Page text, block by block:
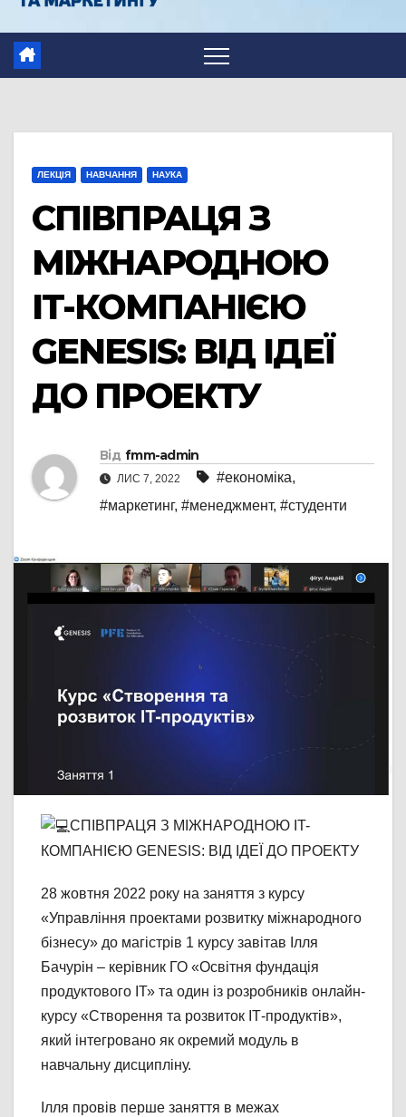
ЛЕКЦІЯ НАВЧАННЯ НАУКА
СПІВПРАЦЯ З
МІЖНАРОДНОЮ
IT-КОМПАНІЄЮ
GENESIS: ВІД ІДЕЇ
ДО ПРОЕКТУ
Від fmm-admin
ЛИС 7, 2022 #економіка,
#маркетинг, #менеджмент, #студенти
СПІВПРАЦЯ З МІЖНАРОДНОЮ IT-
КОМПАНІЄЮ GENESIS: ВІД ІДЕЇ ДО ПРОЕКТУ
28 жовтня 2022 року на заняття з курсу
«Управління проектами розвитку міжнародного
бізнесу» до магістрів 1 курсу завітав Ілля
Бачурін – керівник ГО «Освітня фундація
продуктового ІТ» та один із розробників онлайн-
курсу «Створення та розвиток ІТ-продуктів»,
який інтегровано як окремий модуль в
навчальну дисципліну.
Ілля провів перше заняття в межах